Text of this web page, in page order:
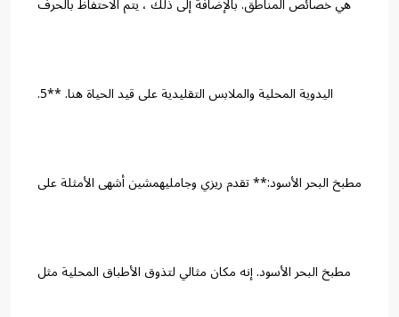
اليدوية المحلية والملابس التقليدية على قيد الحياة هنا. **5.
مطبخ البحر الأسود:** تقدم ريزي وجامليهمشين أشهى الأمثلة على
مطبخ البحر الأسود. إنه مكان مثالي لتذوق الأطباق المحلية مثل